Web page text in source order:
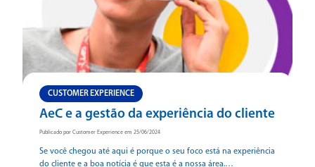
CUSTOMER EXPERIENCE
AeC e a gestão da experiência do cliente
Publicado por Customer Experience em 25/06/2024
Se você chegou até aqui é porque o seu foco está na experiência
do cliente e a boa notícia é que esta é a nossa área.